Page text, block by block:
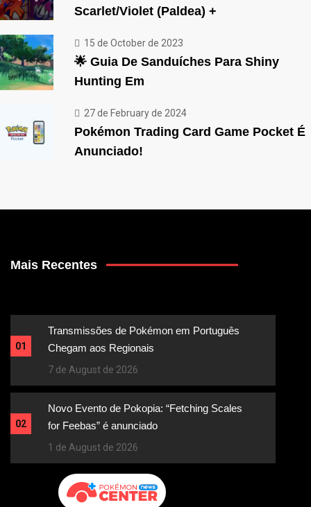
Scarlet/Violet (Paldea) +
15 de October de 2023
🌟 Guia De Sanduíches Para Shiny
Hunting Em
27 de February de 2024
Pokémon Trading Card Game Pocket É
Anunciado!
Mais Recentes
01
Transmissões de Pokémon em Português
Chegam aos Regionais
7 de August de 2026
02
Novo Evento de Pokopia: “Fetching Scales
for Feebas” é anunciado
1 de August de 2026